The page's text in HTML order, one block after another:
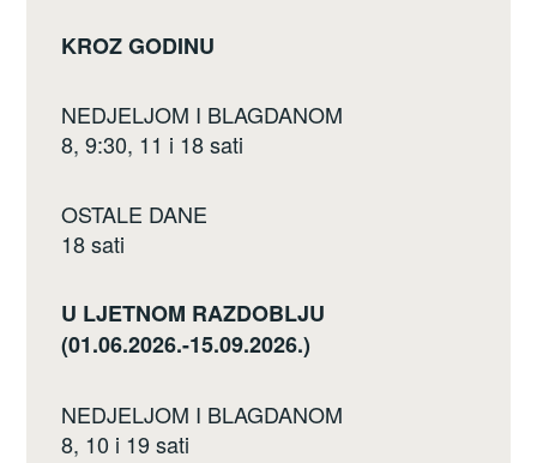
KROZ GODINU
NEDJELJOM I BLAGDANOM
8, 9:30, 11 i 18 sati
OSTALE DANE
18 sati
U LJETNOM RAZDOBLJU
(01.06.2026.-15.09.2026.)
NEDJELJOM I BLAGDANOM
8, 10 i 19 sati